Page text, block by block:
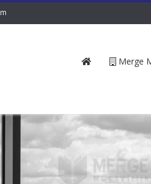
Merge